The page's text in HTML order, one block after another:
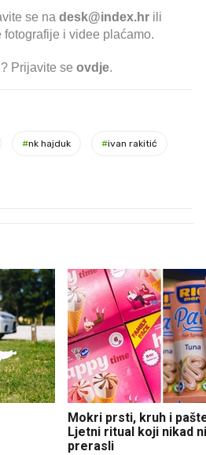
se na desk@index.hr ili
fotografije i videe plaćamo.
Prijavite se ovdje.
#nk hajduk #ivan rakitić
Mokri prsti, kruh i
Ljetni ritual koji nikad
prerasli